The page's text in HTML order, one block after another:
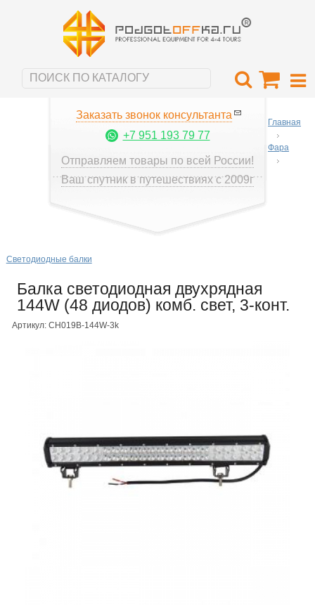
Заказать звонок консультанта
+7 951 193 79 77
Отправляем товары по всей России!
Ваш спутник в путешествиях с 2009г
Главная
Фара
Светодиодные балки
Балка светодиодная двухрядная
144W (48 диодов) комб. свет, 3-конт.
Артикул: CH019B-144W-3k